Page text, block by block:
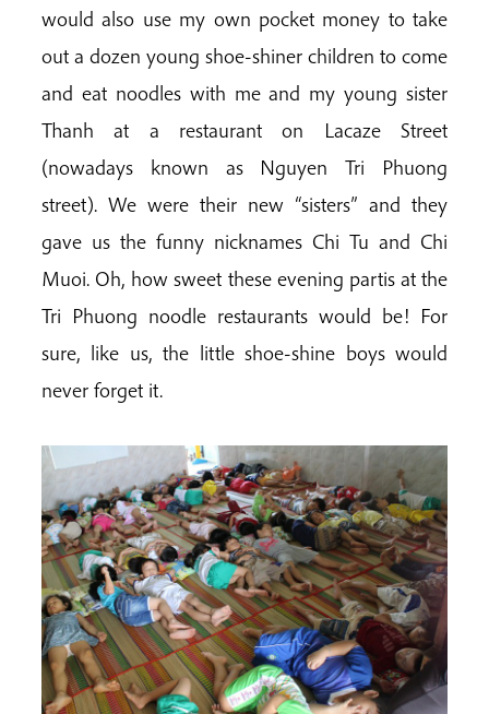
would also use my own pocket money to take
out a dozen young shoe-shiner children to come
and eat noodles with me and my young sister
Thanh at a restaurant on Lacaze Street
(nowadays known as Nguyen Tri Phuong
street). We were their new “sisters” and they
gave us the funny nicknames Chi Tu and Chi
Muoi. Oh, how sweet these evening partis at the
Tri Phuong noodle restaurants would be! For
sure, like us, the little shoe-shine boys would
never forget it.